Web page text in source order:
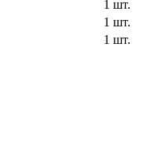
1 шт.
1 шт.
1 шт.